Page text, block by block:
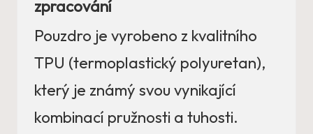
zpracování
Pouzdro je vyrobeno z kvalitního
TPU (termoplastický polyuretan),
který je známý svou vynikající
kombinací pružnosti a tuhosti.